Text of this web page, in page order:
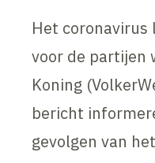
Het
voor de partijen
Koning
bericht
gevolgen van